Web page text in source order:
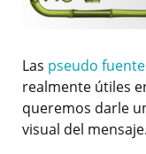
Las pseudo
realmente útiles
queremos darle
visual del mensaje.